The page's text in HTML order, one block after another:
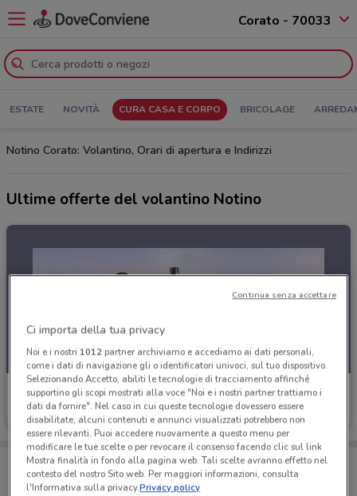
Corato - 70033
ESTATE NOVITÀ CURA CASA E CORPO BRICOLAGE
Notino Corato: Volantino, Orari di apertura e Indirizzi
Ultime offerte del volantino Notino
Notino
Scade il 03/09
Porta DoveConviene sempre con te!
Puoi trovare le migliori offerte dei negozi vicino a te,
salvarle e creare la tua lista del risparmio, comodamente
Ci importa della tua privacy
Noi e i nostri 1012partner archiviamo e accediamo ai dati personali,
come i dati di navigazione gli o identificatori univoci, sul tuo dispositivo.
Selezionando Accetto, abiliti le tecnologie di tracciamento affinché
supportino gli scopi mostrati alla voce "Noi e i nostri partner trattiamo i
dati da fornire". Nel caso in cui queste tecnologie dovessero essere
disabilitate, alcuni contenuti e annunci visualizzati potrebbero non
essere rilevanti. Puoi accedere nuovamente a questo menu per
modificare le tue scelte o per revocare il consenso facendo clic sul link
Mostra finalità in fondo alla pagina web. Tali scelte avranno effetto nel
contesto del nostro Sito web. Per maggiori informazioni, consulta
l'Informativa sulla privacy.Privacy policy
Continua senza accettare